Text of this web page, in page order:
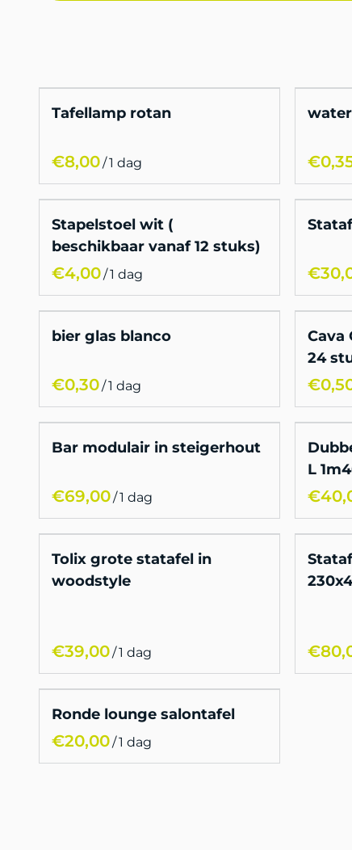
Tafellamp rotan
/
Stapelstoel wit (
beschikbaar vanaf 12 stuks)
/
bier glas blanco
/
Cava
24
Bar modulair in steigerhout
/
L
Tolix grote statafel in
woodstyle
/
Ronde lounge salontafel
/